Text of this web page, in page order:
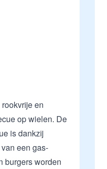
en
op wielen. De
is dankzij
een gas-
burgers worden